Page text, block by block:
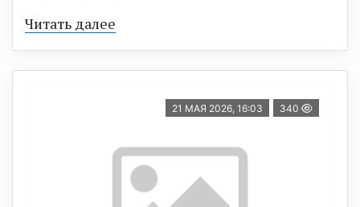
Читать далее
21 МАЯ 2026, 16:03 340